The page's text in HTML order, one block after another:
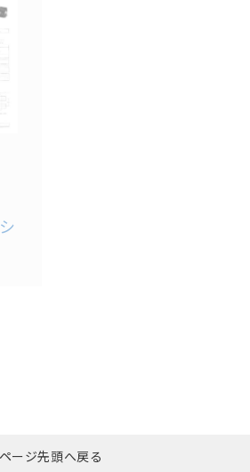
ービス内容や連絡先等は作成当時の
・改定させていただいている可能性
て当サイトの掲載内容をご確認のう
ますようお願いいたします。
ログを選択
ウンロード
ページ先頭へ戻る